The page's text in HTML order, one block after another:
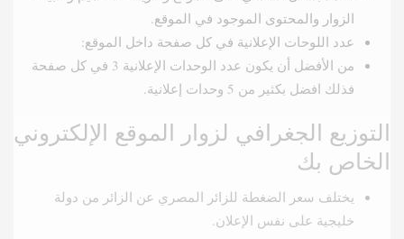
الزوار والمحتوى الموجود في الموقع.
عدد اللوحات الإعلانية في كل صفحة داخل الموقع:
من الأفضل أن يكون عدد الوحدات الإعلانية 3 في كل صفحة
فذلك افضل بكثير من 5 وحدات إعلانية.
التوزيع الجغرافي لزوار الموقع الإلكتروني
الخاص بك
يختلف سعر الضغطة للزائر المصري عن الزائر من دولة
خليجية على نفس الإعلان.